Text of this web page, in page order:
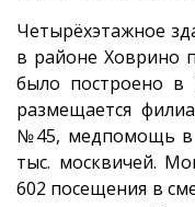
Четырёхэтажное
в районе Ховрино
было построено в
размещается
№45, медпомощь в
тыс. москвичей.
602 посещения в